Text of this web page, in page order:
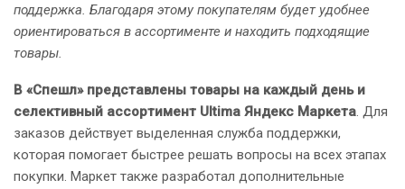
поддержка. Благодаря этому покупателям будет удобнее
ориентироваться в ассортименте и находить подходящие
товары.
В «Спешл» представлены товары на каждый день и
селективный ассортимент Ultima Яндекс Маркета. Для
заказов действует выделенная служба поддержки,
которая помогает быстрее решать вопросы на всех этапах
покупки. Маркет также разработал дополнительные